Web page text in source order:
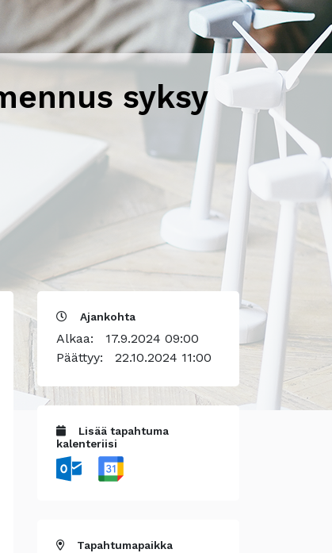
syksy
Ajankohta
Alkaa: 17.9.2024 09:00
Päättyy: 22.10.2024 11:00
Lisää tapahtuma
kalenteriisi
Tapahtumapaikka